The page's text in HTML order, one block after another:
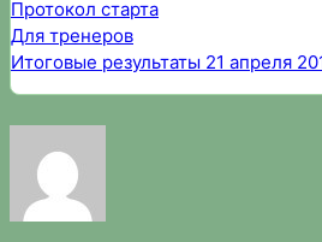
Протокол старта
Для тренеров
Итоговые результаты 21 апреля